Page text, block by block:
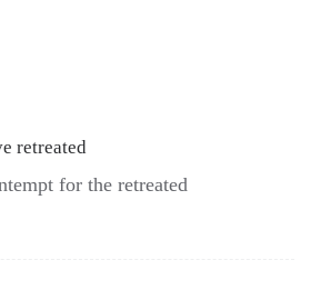
retreated
for the retreated